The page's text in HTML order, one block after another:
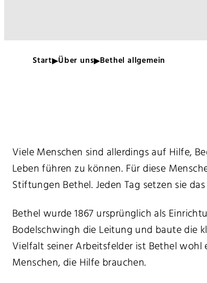
Start Über uns Bethel allgemein
Viele Menschen sind allerdings auf Hilfe,
Leben führen zu können. Für diese
Stiftungen Bethel. Jeden Tag setzen sie
Bethel wurde 1867 ursprünglich als
Bodelschwingh die Leitung und baute die
Vielfalt seiner Arbeitsfelder ist Bethel
Menschen, die Hilfe brauchen.